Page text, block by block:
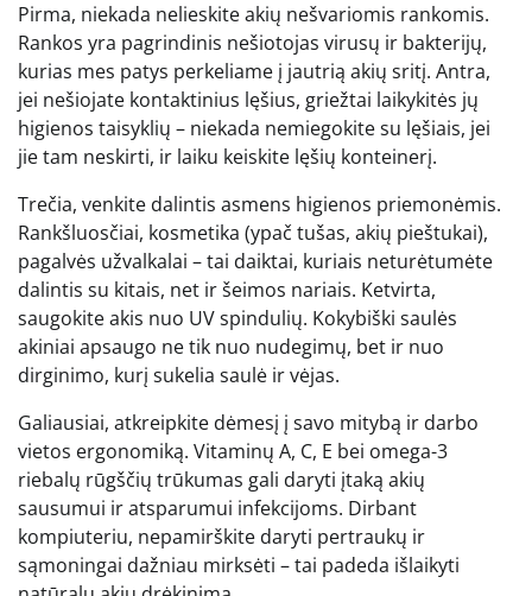
Pirma, niekada nelieskite akių nešvariomis rankomis.
Rankos yra pagrindinis nešiotojas virusų ir bakterijų,
kurias mes patys perkeliame į jautrią akių sritį. Antra,
jei nešiojate kontaktinius lęšius, griežtai laikykitės jų
higienos taisyklių – niekada nemiegokite su lęšiais, jei
jie tam neskirti, ir laiku keiskite lęšių konteinerį.
Trečia, venkite dalintis asmens higienos priemonėmis.
Rankšluosčiai, kosmetika (ypač tušas, akių pieštukai),
pagalvės užvalkalai – tai daiktai, kuriais neturėtumėte
dalintis su kitais, net ir šeimos nariais. Ketvirta,
saugokite akis nuo UV spindulių. Kokybiški saulės
akiniai apsaugo ne tik nuo nudegimų, bet ir nuo
dirginimo, kurį sukelia saulė ir vėjas.
Galiausiai, atkreipkite dėmesį į savo mitybą ir darbo
vietos ergonomiką. Vitaminų A, C, E bei omega-3
riebalų rūgščių trūkumas gali daryti įtaką akių
sausumui ir atsparumui infekcijoms. Dirbant
kompiuteriu, nepamirškite daryti pertraukų ir
sąmoningai dažniau mirksėti – tai padeda išlaikyti